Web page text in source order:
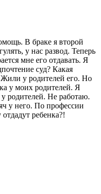
В браке я второй
у нас развод. Теперь
мне его отдавать. Я
суд? Какая
у родителей его. Но
у моих родителей. Я
родителей. Не работаю.
у него. По профессии
ребенка?!